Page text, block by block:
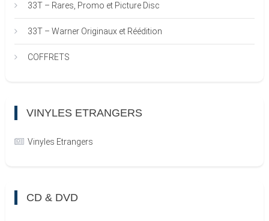
33T – Rares, Promo et Picture Disc
33T – Warner Originaux et Réédition
COFFRETS
VINYLES ETRANGERS
Vinyles Etrangers
CD & DVD